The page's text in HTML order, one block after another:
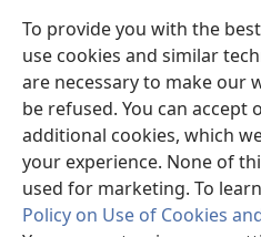
To provide you with the
use cookies and similar
are necessary to make our
be refused. You can accept
additional cookies, which
your experience. None of
used for marketing. To
Policy on Use of Cookies
Συνεισφορές
(ανοίγει
νέο
παράθυρο)Σκοπιά ΒΙΒΛΙΟΘΗΚΗ ΚΟ
(ανοίγει
νέο
παράθυρο)
JW Hub ®
(ανοίγει
νέο
παράθυρο)